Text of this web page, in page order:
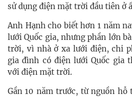
sử dụng điện mặt trời đầu tiên ở
Anh Hạnh cho biết hơn 1 năm
lưới Quốc gia, nhưng phần lớn
trời, vì nhà ở xa lưới điện, chi
gia đình có điện lưới Quốc gia
với điện mặt trời.
Gần 10 năm trước, từ nguồn hỗ